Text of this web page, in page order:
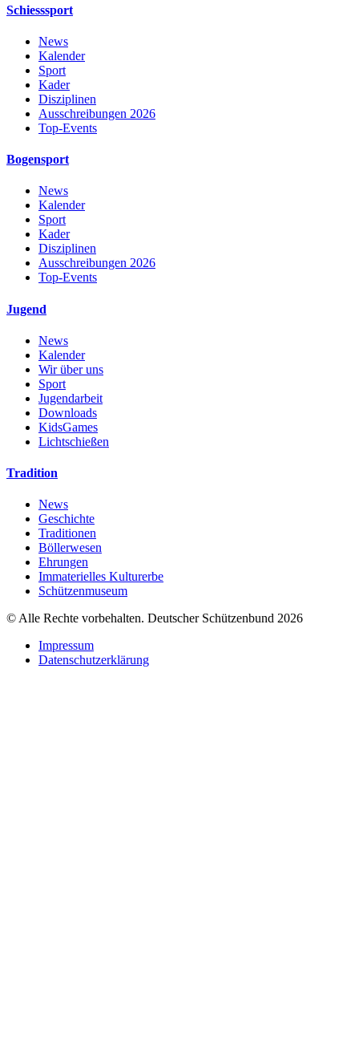
Schiesssport
News
Kalender
Sport
Kader
Disziplinen
Ausschreibungen 2026
Top-Events
Bogensport
News
Kalender
Sport
Kader
Disziplinen
Ausschreibungen 2026
Top-Events
Jugend
News
Kalender
Wir über uns
Sport
Jugendarbeit
Downloads
KidsGames
Lichtschießen
Tradition
News
Geschichte
Traditionen
Böllerwesen
Ehrungen
Immaterielles Kulturerbe
Schützenmuseum
© Alle Rechte vorbehalten. Deutscher Schützenbund 2026
Impressum
Datenschutzerklärung